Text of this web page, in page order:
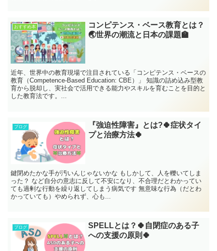
おすすめ本
コンピテンス・ベース教育とは？
🌏世界の潮流と日本の課題🏫
近年、世界中の教育現場で注目されている「コンピテンス・ベースの
教育（Competence-Based Education: CBE）」 知識の詰め込み型教
育から脱却し、実社会で活用できる能力やスキルを育むことを目的と
した教育法です。...
ブログ
『強迫性障害』とは?🍀症状タイ
プと治療方法🍀
鍵閉めたかな手が汚いんじゃないかな もしかして、人を轢いてしま
った？ など自分の意志に反して不安になり、不合理だとわかってい
ても過剰な行動を繰り返してしまう病気です 無意味な行為（だとわ
かっていても）やめられず、心も...
ブログ
SPELLとは？🍀自閉症のある子
への支援の原則🍀